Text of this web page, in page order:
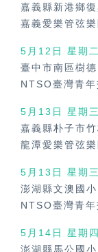
嘉義縣新港鄉
嘉義愛樂管弦樂
5月12日 星期
臺中市南區樹
NTSO臺灣青
5月13日 星期
嘉義縣朴子市
龍潭愛樂管弦
5月13日 星期
澎湖縣文澳國小
NTSO臺灣青
5月14日 星期
澎湖縣馬公國小